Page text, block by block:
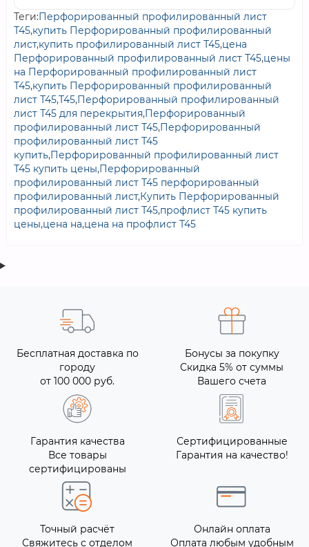
Теги:Перфорированный профилированный лист
Т45,купить Перфорированный профилированный
лист,купить профилированный лист Т45,цена
Перфорированный профилированный лист Т45,цены
на Перфорированный профилированный лист
Т45,купить Перфорированный профилированный
лист Т45,Т45,Перфорированный профилированный
лист Т45 для перекрытия,Перфорированный
профилированный лист Т45,Перфорированный
профилированный лист Т45
купить,Перфорированный профилированный лист
Т45 купить цены,Перфорированный
профилированный лист Т45 перфорированный
профилированный лист,Купить Перфорированный
профилированный лист Т45,профлист Т45 купить
цены,цена на,цена на профлист Т45
Бесплатная доставка по
городу
от 100 000 руб.
Бонусы за покупку
Скидка 5% от суммы
Вашего счета
Гарантия качества
Все товары
сертифицированы
Сертифицированные
Гарантия на качество!
Точный расчёт
Свяжитесь с отделом
Онлайн оплата
Оплата любым удобным